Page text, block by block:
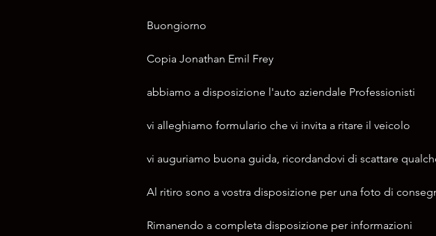
Buongiorno
Copia Jonathan Emil Frey
abbiamo a disposizione l'auto aziendale Professionisti
vi alleghiamo formulario che vi invita a ritare il veicolo
vi auguriamo buona guida, ricordandovi di scattare
Al ritiro sono a vostra disposizione per una foto di
Rimanendo a completa disposizione per informazioni